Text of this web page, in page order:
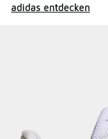
adidas entdecken